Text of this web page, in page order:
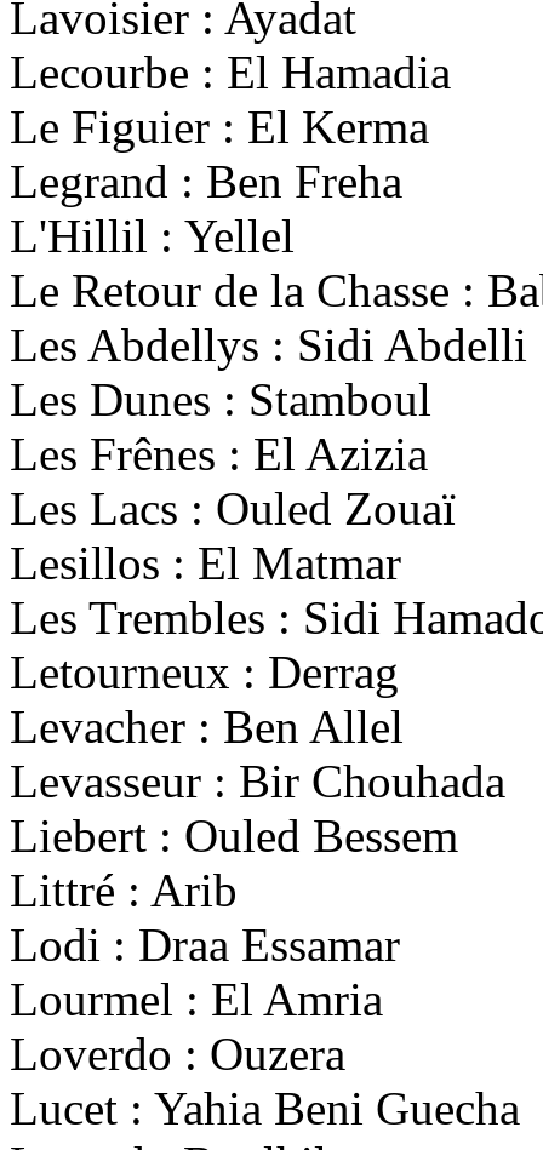
Lavoisier : Ayadat
Lecourbe : El Hamadia
Le Figuier : El Kerma
Legrand : Ben Freha
L'Hillil : Yellel
Le Retour de la Chasse :
Les Abdellys : Sidi Abdelli
Les Dunes : Stamboul
Les Frênes : El Azizia
Les Lacs : Ouled Zouaï
Lesillos : El Matmar
Les Trembles : Sidi
Letourneux : Derrag
Levacher : Ben Allel
Levasseur : Bir Chouhada
Liebert : Ouled Bessem
Littré : Arib
Lodi : Draa Essamar
Lourmel : El Amria
Loverdo : Ouzera
Lucet : Yahia Beni Guecha